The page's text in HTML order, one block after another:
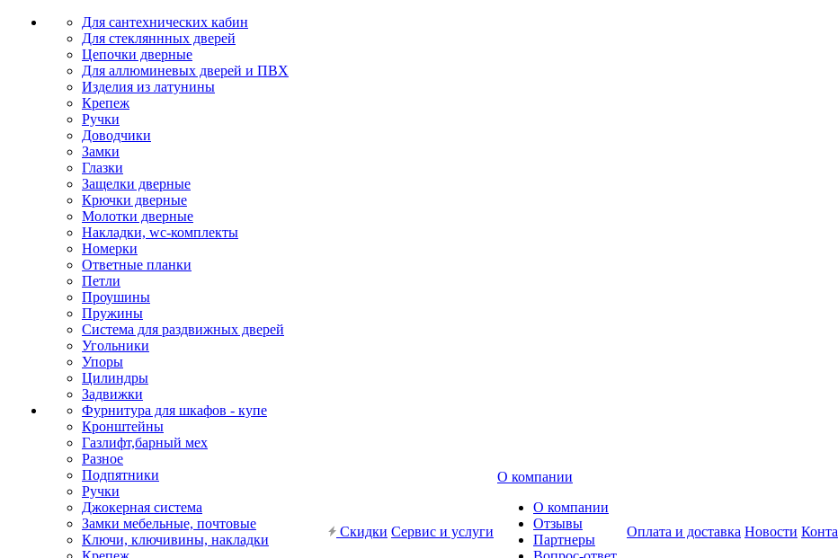
Для сантехнических кабин
Для стекляннных дверей
Цепочки дверные
Для аллюминевых дверей и ПВХ
Изделия из латунины
Крепеж
Ручки
Доводчики
Замки
Глазки
Защелки дверные
Крючки дверные
Молотки дверные
Накладки, wc-комплекты
Номерки
Ответные планки
Петли
Проушины
Пружины
Система для раздвижных дверей
Угольники
Упоры
Цилиндры
Задвижки
Фурнитура для шкафов - купе
Кронштейны
Газлифт,барный мех
Разное
Подпятники
Ручки
Джокерная система
Замки мебельные, почтовые
Ключи, ключивины, накладки
Скидки Сервис и услуги
О компании
О компании
Отзывы
Партнеры
Оплата и доставка Новости